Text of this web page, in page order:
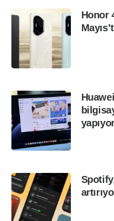
Honor